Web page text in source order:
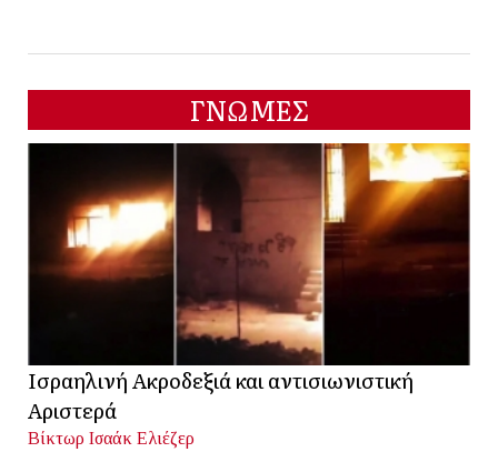
ΓΝΩΜΕΣ
Ισραηλινή Ακροδεξιά και αντισιωνιστική
Αριστερά
Βίκτωρ Ισαάκ Ελιέζερ